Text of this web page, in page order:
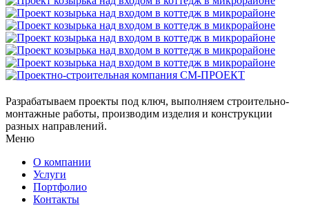
Разрабатываем проекты под ключ, выполняем строительно-
монтажные работы, производим изделия и конструкции
разных направлений.
Меню
О компании
Услуги
Портфолио
Контакты